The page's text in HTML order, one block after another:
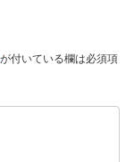
が付いている欄は必須項